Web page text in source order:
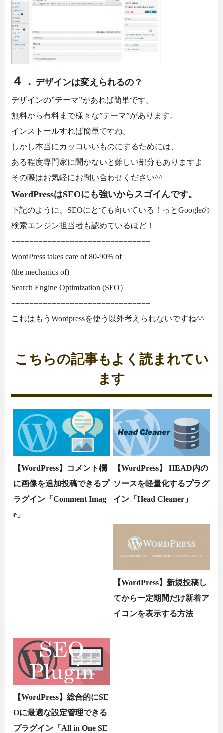
４． デザインは変えられるの？
デザインの”テーマ”があれば簡単です。
無料から有料まで様々な”テーマ”があります。
インストールすれば簡単ですね。
しかし本当にカッコいいものにするためには、
ある程度専門家に聞かないと難しい部分もありますよ
その際はお気軽にお問い合わせください^^
WordPressはSEOにも強いからスゴイんです。
下記のように、SEOにとても向いている！っとGoogleの
検索エンジン担当者も認めているほど！
===============================
WordPress takes care of 80-90% of
(the mechanics of)
Search Engine Optimization (SEO）
===============================
これはもうWordpressを使う以外考えられないですね^^
こちらの記事もよく読まれてい
ます
【WordPress】コメント欄
に画像を追加投稿できるプ
ラグイン「Comment Imag
e」
【WordPress】 HEAD内の
ソースを軽量化するプラグ
イン「Head Cleaner」
【WordPress】新規投稿し
てから一定期間だけ新着ア
イコンを表示する方法
【WordPress】総合的にSE
Oに最適な設定管理できる
プラグイン「All in One SE